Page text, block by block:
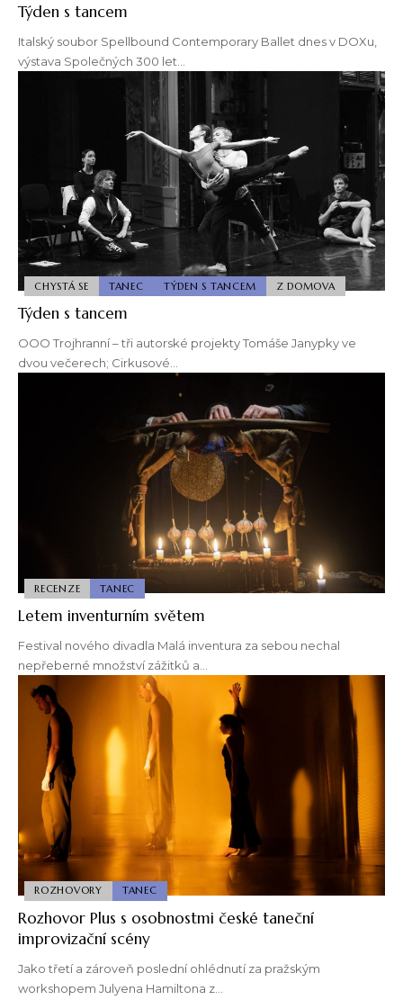
Týden s tancem
Italský soubor Spellbound Contemporary Ballet dnes v DOXu,
výstava Společných 300 let…
CHYSTÁ SE TANEC TÝDEN S TANCEM Z DOMOVA
Týden s tancem
OOO Trojhranní – tři autorské projekty Tomáše Janypky ve
dvou večerech; Cirkusové…
RECENZE TANEC
Letem inventurním světem
Festival nového divadla Malá inventura za sebou nechal
nepřeberné množství zážitků a…
ROZHOVORY TANEC
Rozhovor Plus s osobnostmi české taneční
improvizační scény
Jako třetí a zároveň poslední ohlédnutí za pražským
workshopem Julyena Hamiltona z…